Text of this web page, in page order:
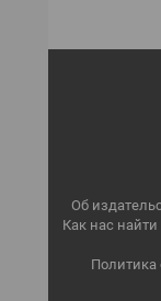
Об
Как нас найти
Политика